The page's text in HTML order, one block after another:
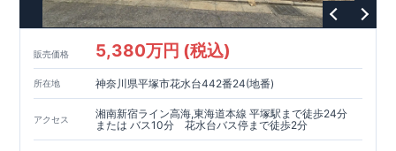
販売価格 5,380万円 (税込)
所在地 神奈川県平塚市花水台442番24(地番)
アクセス
湘南新宿ライン高海,東海道本線 平塚駅まで徒歩24分
または バス10分 花水台バス停まで徒歩2分